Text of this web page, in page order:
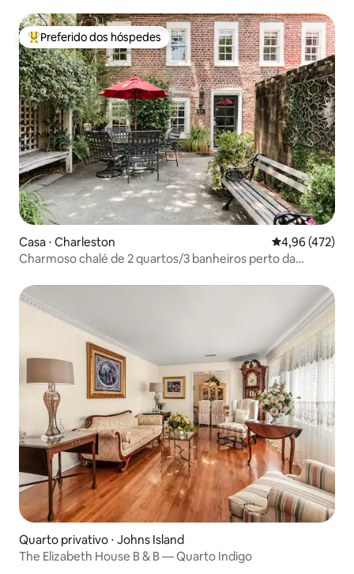
Entre os melhores preferidos dos hóspedes
Preferido dos hóspedes
Casa ⋅ Charleston 4,96 de uma
4,96 (472)
Charmoso chalé de 2 quartos/3 banheiros perto da
Quarto privativo ⋅ Johns Island
The Elizabeth House B & B — Quarto Indigo